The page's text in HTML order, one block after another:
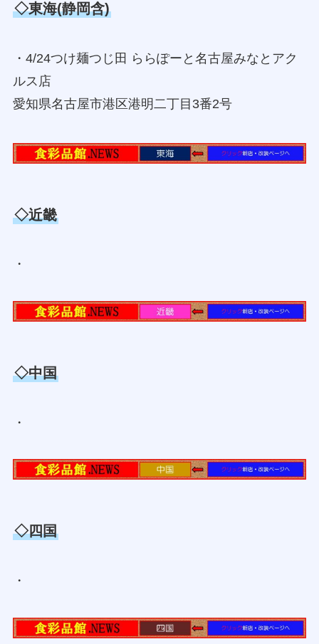
◇東海(静岡含)
・4/24つけ麺つじ田 ららぽーと名古屋みなとアク
ルス店
愛知県名古屋市港区港明二丁目3番2号
◇近畿
・
◇中国
・
◇四国
・